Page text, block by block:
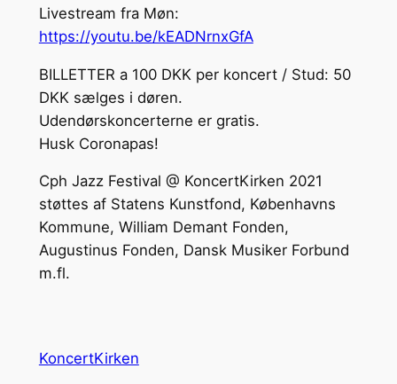
Livestream fra Møn:
https://youtu.be/kEADNrnxGfA
BILLETTER a 100 DKK per koncert / Stud: 50
DKK sælges i døren.
Udendørskoncerterne er gratis.
Husk Coronapas!
Cph Jazz Festival @ KoncertKirken 2021
støttes af Statens Kunstfond, Københavns
Kommune, William Demant Fonden,
Augustinus Fonden, Dansk Musiker Forbund
m.fl.
KoncertKirken